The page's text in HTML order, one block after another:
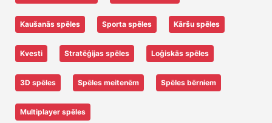
Kaušanās spēles Sporta spēles Kāršu spēles
Kvesti Stratēģijas spēles Loģiskās spēles
3D spēles Spēles meitenēm Spēles bērniem
Multiplayer spēles